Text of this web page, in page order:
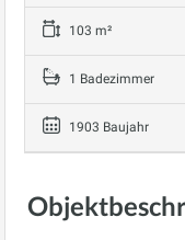
103 m²
1 Badezimmer
1903 Baujahr